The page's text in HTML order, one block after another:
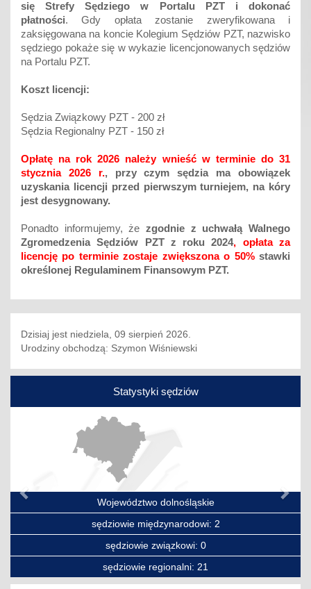
sięStrefy Sędziego w Portalu PZT i dokonać
płatności.Gdy opłata zostanie zweryfikowana i
zaksięgowana na koncie Kolegium Sędziów PZT, nazwisko
sędziego pokaże się w wykazie licencjonowanych sędziów
na Portalu PZT.
Koszt licencji:
Sędzia Związkowy PZT - 200 zł
Sędzia Regionalny PZT - 150 zł
Opłatę na rok 2026 należy wnieść w terminie do 31
stycznia 2026 r., przy czym sędzia ma obowiązek
uzyskania licencji przed pierwszym turniejem, na kóry
jest desygnowany.
Ponadto informujemy, że zgodnie z uchwałą Walnego
Zgromedzenia Sędziów PZT z roku 2024, opłata za
licencję po terminie zostaje zwiększona o 50% stawki
określonej Regulaminem Finansowym PZT.
Dzisiaj jest niedziela, 09 sierpień 2026.
Urodziny obchodzą: Szymon Wiśniewski
Statystyki sędziów
Województwo dolnośląskie
sędziowie międzynarodowi: 2
sędziowie związkowi: 0
sędziowie regionalni: 21